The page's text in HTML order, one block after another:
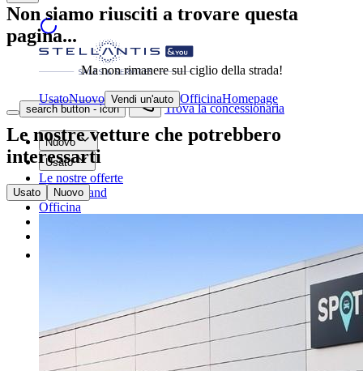
search button - icon Trova la concessionaria
Nuovo
Usato
Le nostre offerte
I nostri brand
Officina
Non siamo riusciti a trovare questa
pagina...
Ma non rimanere sul ciglio della strada!
UsatoNuovo Vendi un'auto OfficinaHomepage
Le nostre vetture che potrebbero
interessarti
Usato Nuovo